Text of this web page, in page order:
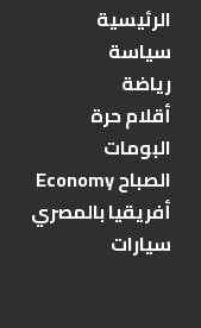
الرئيسية
سياسة
رياضة
أقلام حرة
البومات
الصباح Economy
أفريقيا بالمصري
سيارات